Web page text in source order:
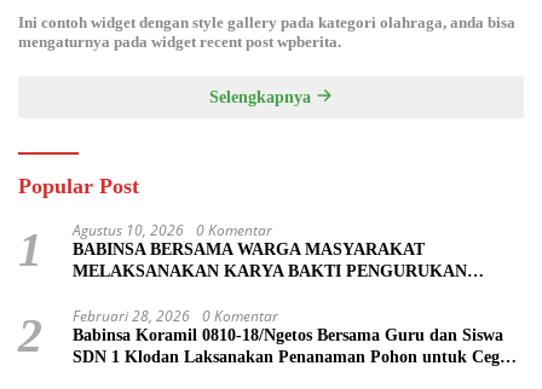
Ini contoh widget dengan style gallery pada kategori olahraga, anda bisa
mengaturnya pada widget recent post wpberita.
Selengkapnya
Popular Post
1 Agustus 10, 2026 0 Komentar
BABINSA BERSAMA WARGA MASYARAKAT
MELAKSANAKAN KARYA BAKTI PENGURUKAN
2 Februari 28, 2026 0 Komentar
Babinsa Koramil 0810-18/Ngetos Bersama Guru dan Siswa
SDN 1 Klodan Laksanakan Penanaman Pohon untuk Cegah